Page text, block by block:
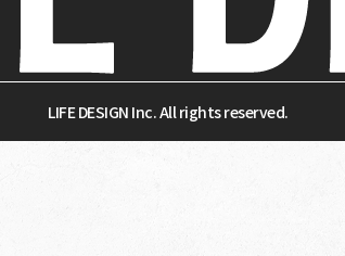
LIFE DESIGN Inc. All rights reserved.